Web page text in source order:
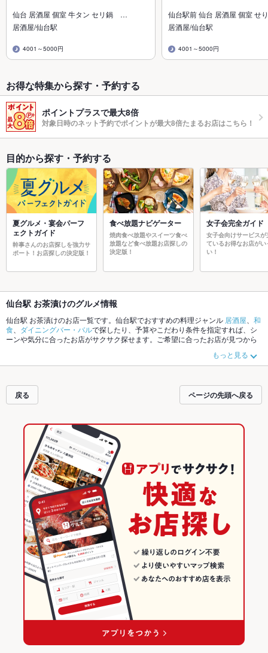
仙台 居酒屋 個室 牛タン セリ鍋 …
居酒屋/仙台駅
4001～5000円
仙台駅前 仙台 居酒屋 個室 せ
居酒屋/仙台駅
4001～5000円
お得な特集から探す・予約する
ポイントプラスで最大8倍
対象日時のネット予約でポイントが最大8倍たまるお店はこちら！
目的から探す・予約する
夏グルメ・宴会パーフ
ェクトガイド
幹事さんのお店探しを強力サ
ポート！お店探しの決定版！
食べ放題ナビゲーター
焼肉食べ放題やスイーツ食べ
放題など食べ放題お店探しの
決定版！
女子会完全ガイド
女子会向けサービスが
ているお得なお店がい
い！
仙台駅 お茶漬けのグルメ情報
仙台駅 お茶漬けのお店一覧です。仙台駅でおすすめの料理ジャンル 居酒屋
和
食
ダイニングバー・バルで探したり、予算やこだわり条件を指定すれば、シ
ーンや気分に合ったお店がサクサク探せます。ご希望に合ったお店が見つから
てみてください。ホットペッパーグルメなら、お得なクーポンはもちろん、こ
だわりメニューからあげ、塩辛、手羽先や季節のおすすめ料理など、お店の最
るお店も拡大中です。友達どうしの飲み会にも、会社の宴会にも、デートやパ
ーティーにもお得に便利にホットペッパーグルメをご利用ください。
もっと見る
戻る ページの先頭へ戻る